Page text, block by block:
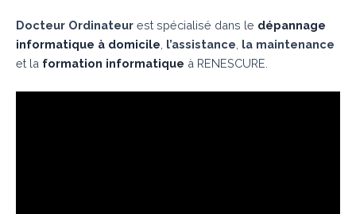
Docteur Ordinateur est spécialisé dans le dépannage
informatique à domicile l’assistance la maintenance
et la formation informatique à RENESCURE.